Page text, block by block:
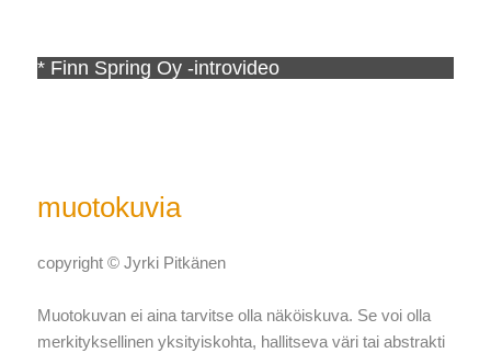
* Finn Spring Oy -introvideo
muotokuvia
copyright © Jyrki Pitkänen
Muotokuvan ei aina tarvitse olla näköiskuva. Se voi olla
merkityksellinen yksityiskohta, hallitseva väri tai abstrakti